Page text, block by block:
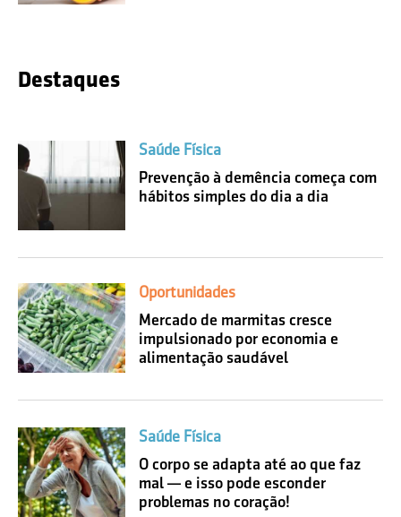
Destaques
Saúde Física
Prevenção à demência começa com
hábitos simples do dia a dia
Oportunidades
Mercado de marmitas cresce
impulsionado por economia e
alimentação saudável
Saúde Física
O corpo se adapta até ao que faz
mal — e isso pode esconder
problemas no coração!